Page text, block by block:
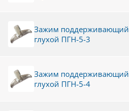
Зажим поддерживающий
глухой ПГН-5-3
Зажим поддерживающий
глухой ПГН-5-4